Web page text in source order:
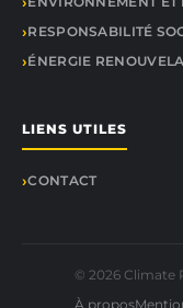
RESPONSABILITÉ
ÉNERGIE
LIENS UTILES
CONTACT
© 2026 Climate
À propos